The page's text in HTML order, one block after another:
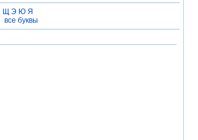
Щ Э Ю Я
все буквы